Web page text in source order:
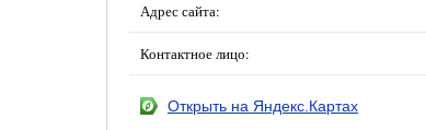
Адрес сайта:
Контактное лицо:
Открыть на Яндекс.Картах